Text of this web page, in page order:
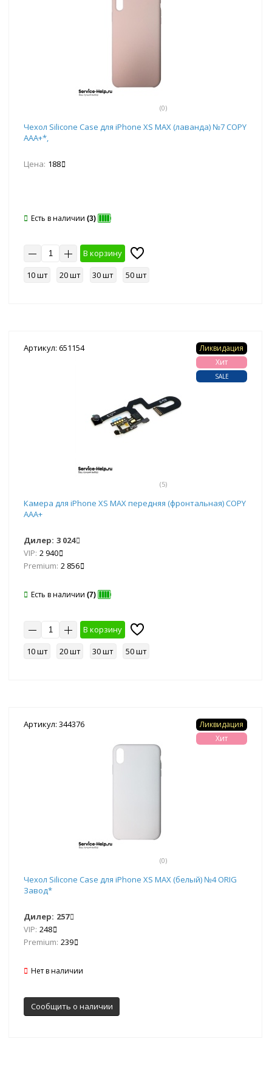
(0)
Чехол Silicone Case для iPhone XS MAX (лаванда) №7 COPY
AAA+*,
Цена: 188
Есть в наличии (3)
В корзину
10 шт
20 шт 30 шт 50 шт
Артикул: 651154
(5)
Ликвидация
Хит
SALE
Камера для iPhone XS MAX передняя (фронтальная) COPY
ААА+
Дилер: 3 024
VIP: 2 940
Premium: 2 856
Есть в наличии (7)
В корзину
10 шт
20 шт 30 шт 50 шт
Артикул: 344376
(0)
Ликвидация
Хит
Чехол Silicone Case для iPhone XS MAX (белый) №4 ORIG
Завод*
Дилер: 257
VIP: 248
Premium: 239
Нет в наличии
Сообщить о наличии